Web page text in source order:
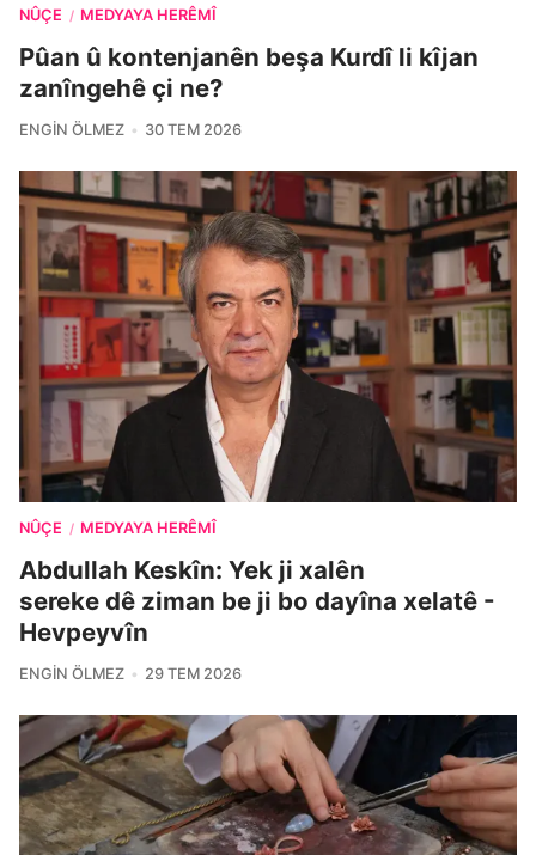
NÛÇE / MEDYAYA HERÊMÎ
Pûan û kontenjanên beşa Kurdî li kîjan
zanîngehê çi ne?
ENGIN ÖLMEZ 30 TEM 2026
NÛÇE / MEDYAYA HERÊMÎ
Abdullah Keskîn: Yek ji xalên
sereke dê ziman be ji bo dayîna xelatê -
Hevpeyvîn
ENGIN ÖLMEZ 29 TEM 2026